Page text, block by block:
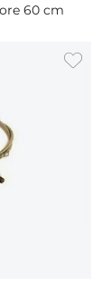
60 cm